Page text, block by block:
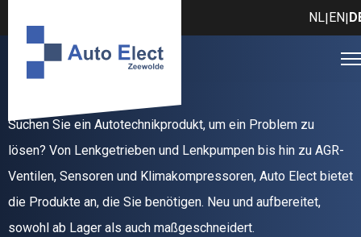
NL|EN|
Suchen Sie ein Autotechnikprodukt, um ein Problem zu
lösen? Von Lenkgetrieben und Lenkpumpen bis hin zu AGR-
Ventilen, Sensoren und Klimakompressoren, Auto Elect bietet
die Produkte an, die Sie benötigen. Neu und aufbereitet,
sowohl ab Lager als auch maßgeschneidert.